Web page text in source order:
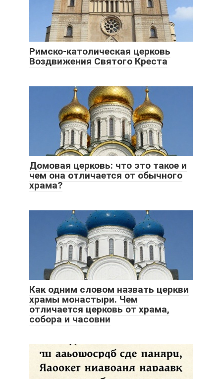
Римско-католическая церковь
Воздвижения Святого Креста
Домовая церковь: что это такое и
чем она отличается от обычного
храма?
Как одним словом назвать церкви
храмы монастыри. Чем
отличается церковь от храма,
собора и часовни